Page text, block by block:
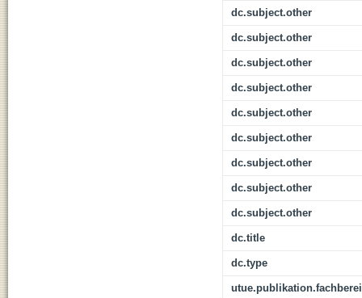
dc.subject.other
dc.subject.other
dc.subject.other
dc.subject.other
dc.subject.other
dc.subject.other
dc.subject.other
dc.subject.other
dc.subject.other
dc.title
dc.type